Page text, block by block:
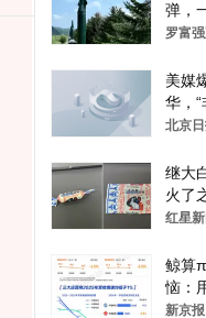
弹，
发现
罗富
美媒
华，“
北京
继大
火了
海外
红星新
鲸算
恼：
入却
新京报